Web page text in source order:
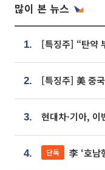
많이 본 뉴스
1.
2.
3.
4. 단독 李 ‘호남형 대